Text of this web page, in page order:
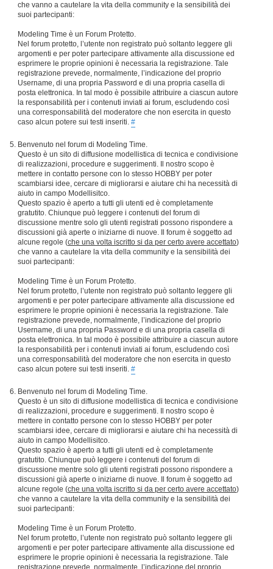
che vanno a cautelare la vita della community e la sensibilità dei
suoi partecipanti:
Modeling Time è un Forum Protetto.
Nel forum protetto, l’utente non registrato può soltanto leggere gli
argomenti e per poter partecipare attivamente alla discussione ed
esprimere le proprie opinioni è necessaria la registrazione. Tale
registrazione prevede, normalmente, l’indicazione del proprio
Username, di una propria Password e di una propria casella di
posta elettronica. In tal modo è possibile attribuire a ciascun autore
la responsabilità per i contenuti inviati ai forum, escludendo così
una corresponsabilità del moderatore che non esercita in questo
caso alcun potere sui testi inseriti. #
Benvenuto nel forum di Modeling Time.
Questo è un sito di diffusione modellistica di tecnica e condivisione
di realizzazioni, procedure e suggerimenti. Il nostro scopo è
mettere in contatto persone con lo stesso HOBBY per poter
scambiarsi idee, cercare di migliorarsi e aiutare chi ha necessità di
aiuto in campo Modellisitco.
Questo spazio è aperto a tutti gli utenti ed è completamente
gratutito. Chiunque può leggere i contenuti del forum di
discussione mentre solo gli utenti registrati possono rispondere a
discussioni già aperte o iniziarne di nuove. Il forum è soggetto ad
alcune regole (che una volta iscritto si da per certo avere accettato)
che vanno a cautelare la vita della community e la sensibilità dei
suoi partecipanti:
Modeling Time è un Forum Protetto.
Nel forum protetto, l’utente non registrato può soltanto leggere gli
argomenti e per poter partecipare attivamente alla discussione ed
esprimere le proprie opinioni è necessaria la registrazione. Tale
registrazione prevede, normalmente, l’indicazione del proprio
Username, di una propria Password e di una propria casella di
posta elettronica. In tal modo è possibile attribuire a ciascun autore
la responsabilità per i contenuti inviati ai forum, escludendo così
una corresponsabilità del moderatore che non esercita in questo
caso alcun potere sui testi inseriti. #
Benvenuto nel forum di Modeling Time.
Questo è un sito di diffusione modellistica di tecnica e condivisione
di realizzazioni, procedure e suggerimenti. Il nostro scopo è
mettere in contatto persone con lo stesso HOBBY per poter
scambiarsi idee, cercare di migliorarsi e aiutare chi ha necessità di
aiuto in campo Modellisitco.
Questo spazio è aperto a tutti gli utenti ed è completamente
gratutito. Chiunque può leggere i contenuti del forum di
discussione mentre solo gli utenti registrati possono rispondere a
discussioni già aperte o iniziarne di nuove. Il forum è soggetto ad
alcune regole (che una volta iscritto si da per certo avere accettato)
che vanno a cautelare la vita della community e la sensibilità dei
suoi partecipanti:
Modeling Time è un Forum Protetto.
Nel forum protetto, l’utente non registrato può soltanto leggere gli
argomenti e per poter partecipare attivamente alla discussione ed
esprimere le proprie opinioni è necessaria la registrazione. Tale
registrazione prevede, normalmente, l’indicazione del proprio